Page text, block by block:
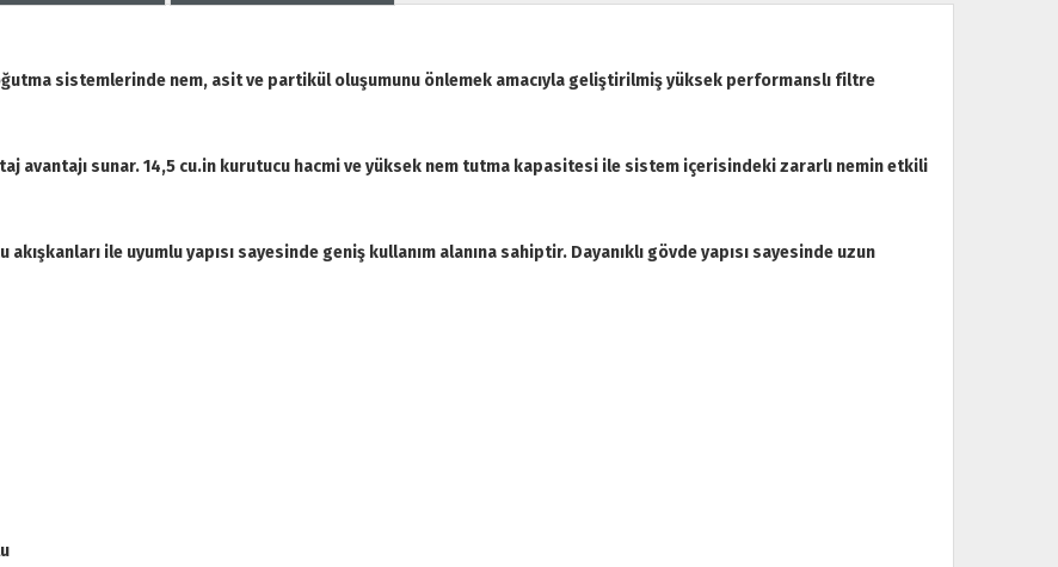
sistemlerinde nem, asit ve partikül oluşumunu önlemek amacıyla geliştirilmiş yüksek performanslı filtre
avantajı sunar. 14,5 cu.in kurutucu hacmi ve yüksek nem tutma kapasitesi ile sistem içerisindeki zararlı nemin etkili
ile uyumlu yapısı sayesinde geniş kullanım alanına sahiptir. Dayanıklı gövde yapısı sayesinde uzun